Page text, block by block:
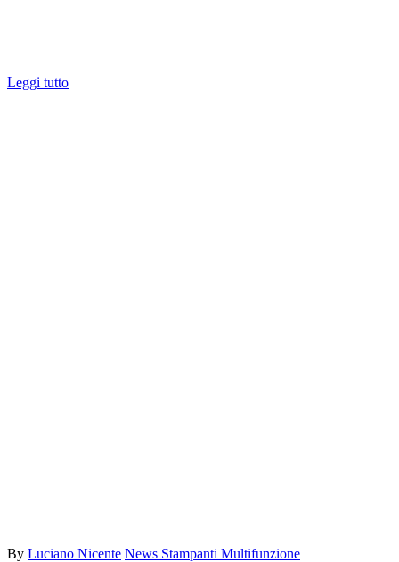
Leggi tutto
By Luciano Nicente News Stampanti Multifunzione